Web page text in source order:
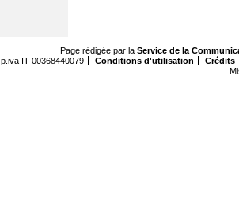
Page rédigée par la Service de la
p.iva IT 00368440079
Conditions d'utilisation
Crédits